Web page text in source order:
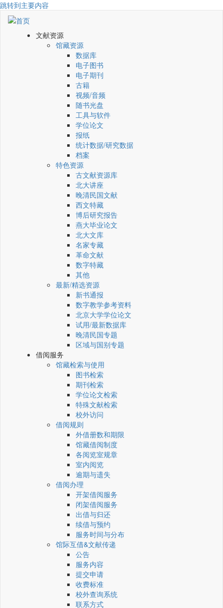
跳转到主要内容
文献资源
馆藏资源
数据库
电子图书
电子期刊
古籍
视频/音频
随书光盘
工具与软件
学位论文
报纸
统计数据/研究数据
档案
特色资源
古文献资源库
北大讲座
晚清民国文献
西文特藏
博后研究报告
燕大毕业论文
北大文库
名家专藏
革命文献
数字特藏
其他
最新/精选资源
新书通报
数字教学参考资料
北京大学学位论文
试用/最新数据库
晚清民国专题
区域与国别专题
借阅服务
馆藏检索与使用
图书检索
期刊检索
学位论文检索
特殊文献检索
校外访问
借阅规则
外借册数和期限
馆藏借阅制度
各阅览室规章
室内阅览
逾期与遗失
借阅办理
开架借阅服务
闭架借阅服务
出借与归还
续借与预约
服务时间与分布
馆际互借&文献传递
公告
服务内容
提交申请
收费标准
校外查询系统
联系方式